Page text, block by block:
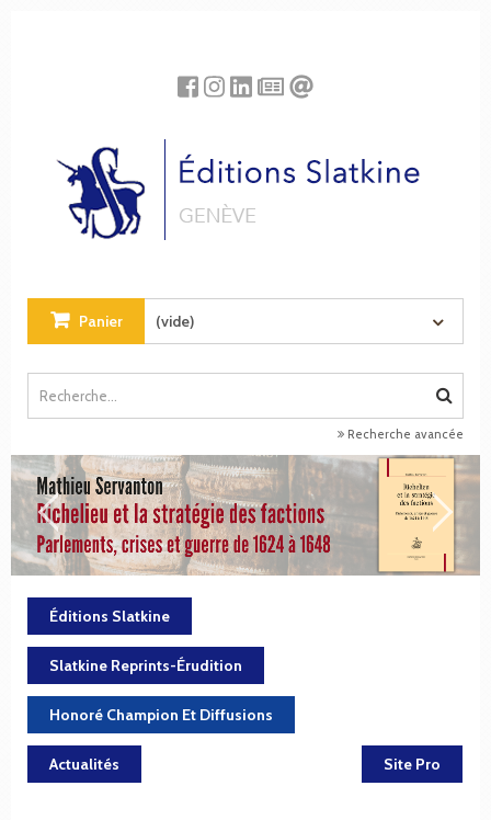
Panier (vide)
Recherche avancée
Éditions Slatkine
Slatkine Reprints-Érudition
Honoré Champion Et Diffusions
Actualités Site Pro